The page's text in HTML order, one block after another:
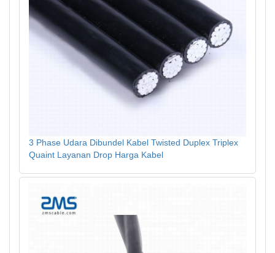
3 Phase Udara Dibundel Kabel Twisted Duplex Triplex
Quaint Layanan Drop Harga Kabel